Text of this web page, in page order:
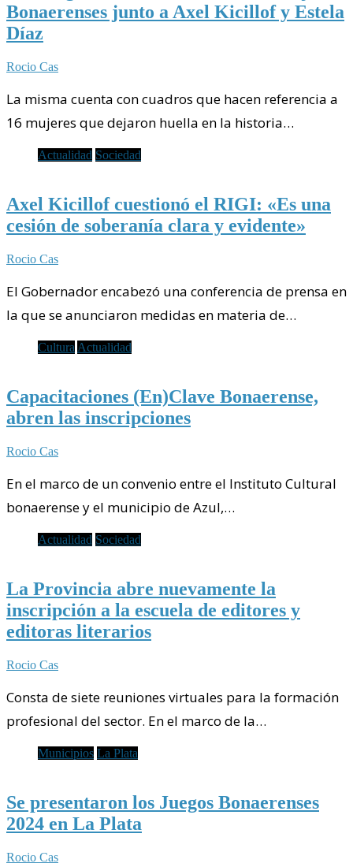
Bonaerenses junto a Axel Kicillof y Estela
Díaz
Rocio Cas
La misma cuenta con cuadros que hacen referencia a
16 mujeres que dejaron huella en la historia…
Actualidad Sociedad
Axel Kicillof cuestionó el RIGI: «Es una
cesión de soberanía clara y evidente»
Rocio Cas
El Gobernador encabezó una conferencia de prensa en
la que se anunciaron medidas en materia de…
Cultura Actualidad
Capacitaciones (En)Clave Bonaerense,
abren las inscripciones
Rocio Cas
En el marco de un convenio entre el Instituto Cultural
bonaerense y el municipio de Azul,…
Actualidad Sociedad
La Provincia abre nuevamente la
inscripción a la escuela de editores y
editoras literarios
Rocio Cas
Consta de siete reuniones virtuales para la formación
profesional del sector. En el marco de la…
Municipios La Plata
Se presentaron los Juegos Bonaerenses
2024 en La Plata
Rocio Cas